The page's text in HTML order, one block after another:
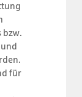
bzw.
für